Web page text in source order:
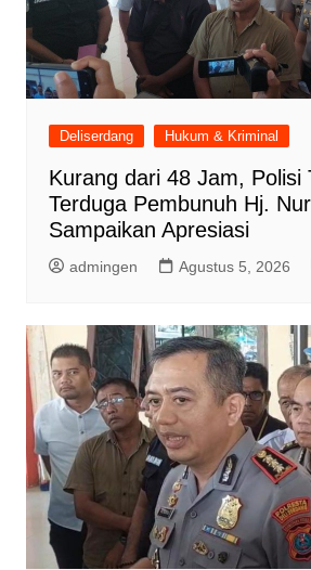
Deliserdang Hukum & Kriminal
Kurang dari 48 Jam, Polisi
Terduga Pembunuh Hj.
Sampaikan Apresiasi
admingen Agustus 5, 2026